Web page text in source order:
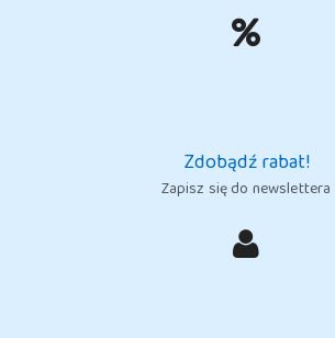
Zdobądź rabat!
Zapisz się do newslettera